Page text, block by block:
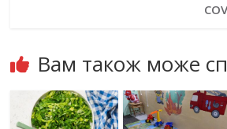
Вам також може